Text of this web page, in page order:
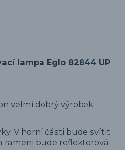
lampa Eglo 82844 UP
velmi dobrý výrobek
V horní části bude svítit
rameni bude reflektorová